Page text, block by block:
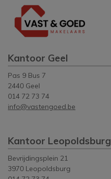
Kantoor Geel
Pas 9 Bus 7
2440 Geel
014 72 73 74
info@vastengoed.be
Kantoor Leopoldsburg
Bevrijdingsplein 21
3970 Leopoldsburg